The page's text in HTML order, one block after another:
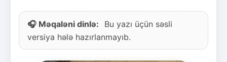
🎧 Məqaləni dinlə:
Bu yazı üçün səsli
versiya hələ hazırlanmayıb.